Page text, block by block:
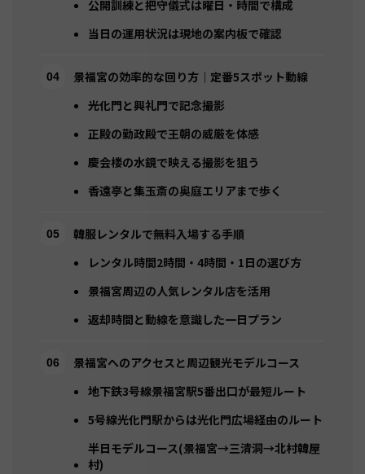
公開訓練と把守儀式は曜日・時間で構成
当日の運用状況は現地の案内板で確認
景福宮の効率的な回り方｜定番5スポット動線
光化門と興礼門で記念撮影
正殿の勤政殿で王朝の威厳を体感
慶会楼の水鏡で映える撮影を狙う
香遠亭と集玉斎の奥庭エリアまで歩く
韓服レンタルで無料入場する手順
レンタル時間2時間・4時間・1日の選び方
景福宮周辺の人気レンタル店を活用
返却時間と動線を意識した一日プラン
景福宮へのアクセスと周辺観光モデルコース
地下鉄3号線景福宮駅5番出口が最短ルート
5号線光化門駅からは光化門広場経由のルート
半日モデルコース(景福宮→三清洞→北村韓屋
村)